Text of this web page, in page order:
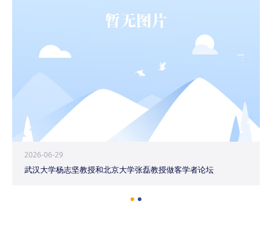
2026-06-29
武汉大学杨志坚教授和北京大学张磊教授做客学者论坛